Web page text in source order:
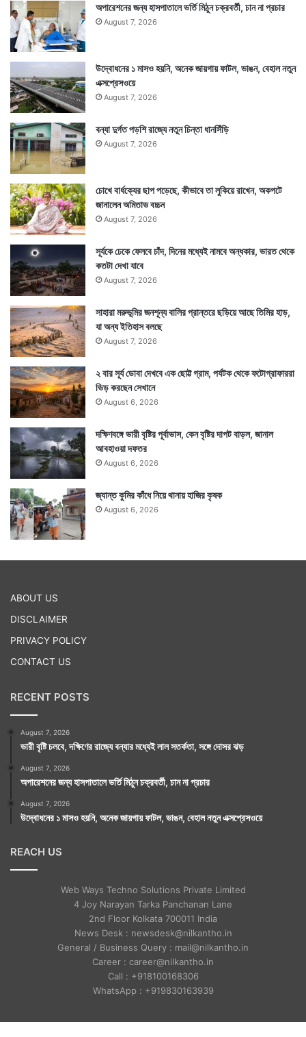
অপারেশনের জন্য হাসপাতালে ভর্তি মিঠুন চক্রবর্তী, চান না প্রচার
August 7, 2026
উদ্বোধনের ১ মাসও হয়নি, অনেক জায়গায় ফাটল, ভাঙন, বেহাল নতুন
এক্সপ্রেসওয়ে
August 7, 2026
বন্যা দুর্গত পড়শি রাজ্যে নতুন চিন্তা ধানসিঁড়ি
August 7, 2026
চোখে বার্ধক্যের ছাপ পড়েছে, কীভাবে তা লুকিয়ে রাখেন, অকপটে
জানালেন অমিতাভ বচ্চন
August 7, 2026
সূর্যকে ঢেকে ফেলবে চাঁদ, দিনের মধ্যেই নামবে অন্ধকার, ভারত থেকে
কতটা দেখা যাবে
August 7, 2026
সাহারা মরুভূমির জনশূন্য বালির প্রান্তরে ছড়িয়ে আছে তিমির হাড়,
যা অন্য ইতিহাস বলছে
August 7, 2026
২ বার সূর্য ডোবা দেখবে এক ছোট্ট গ্রাম, পর্যটক থেকে ফটোগ্রাফাররা
ভিড় করছেন সেখানে
August 6, 2026
দক্ষিণবঙ্গে ভারী বৃষ্টির পূর্বাভাস, কেন বৃষ্টির দাপট বাড়ল, জানাল
আবহাওয়া দফতর
August 6, 2026
জ্যান্ত কুমির কাঁধে নিয়ে থানায় হাজির কৃষক
August 6, 2026
ABOUT US
DISCLAIMER
PRIVACY POLICY
CONTACT US
RECENT POSTS
August 7, 2026
ভারী বৃষ্টি চলবে, দক্ষিণের রাজ্যে বন্যার মধ্যেই লাল সতর্কতা, সঙ্গে দোসর ঝড়
August 7, 2026
অপারেশনের জন্য হাসপাতালে ভর্তি মিঠুন চক্রবর্তী, চান না প্রচার
August 7, 2026
উদ্বোধনের ১ মাসও হয়নি, অনেক জায়গায় ফাটল, ভাঙন, বেহাল নতুন এক্সপ্রেসওয়ে
REACH US
Web Ways Techno Solutions Private Limited
4 Joy Narayan Tarka Panchanan Lane
2nd Floor Kolkata 700011 India
News Desk : newsdesk@nilkantho.in
General / Business Query : mail@nilkantho.in
Career : career@nilkantho.in
Call : +918100168306
WhatsApp : +919830163939